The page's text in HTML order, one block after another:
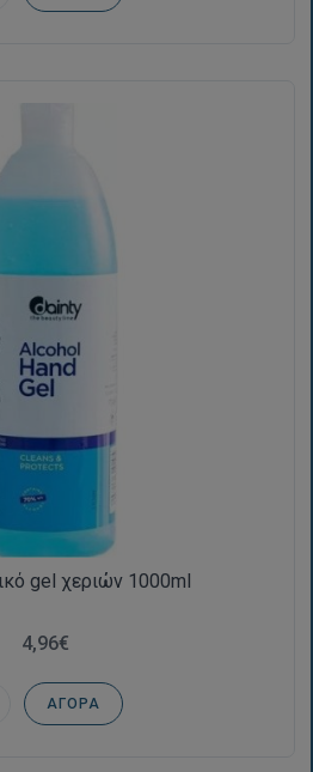
gel χεριών 1000ml
4,96€
ΑΓΟΡΆ